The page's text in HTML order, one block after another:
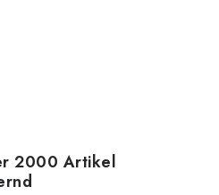
2000 Artikel